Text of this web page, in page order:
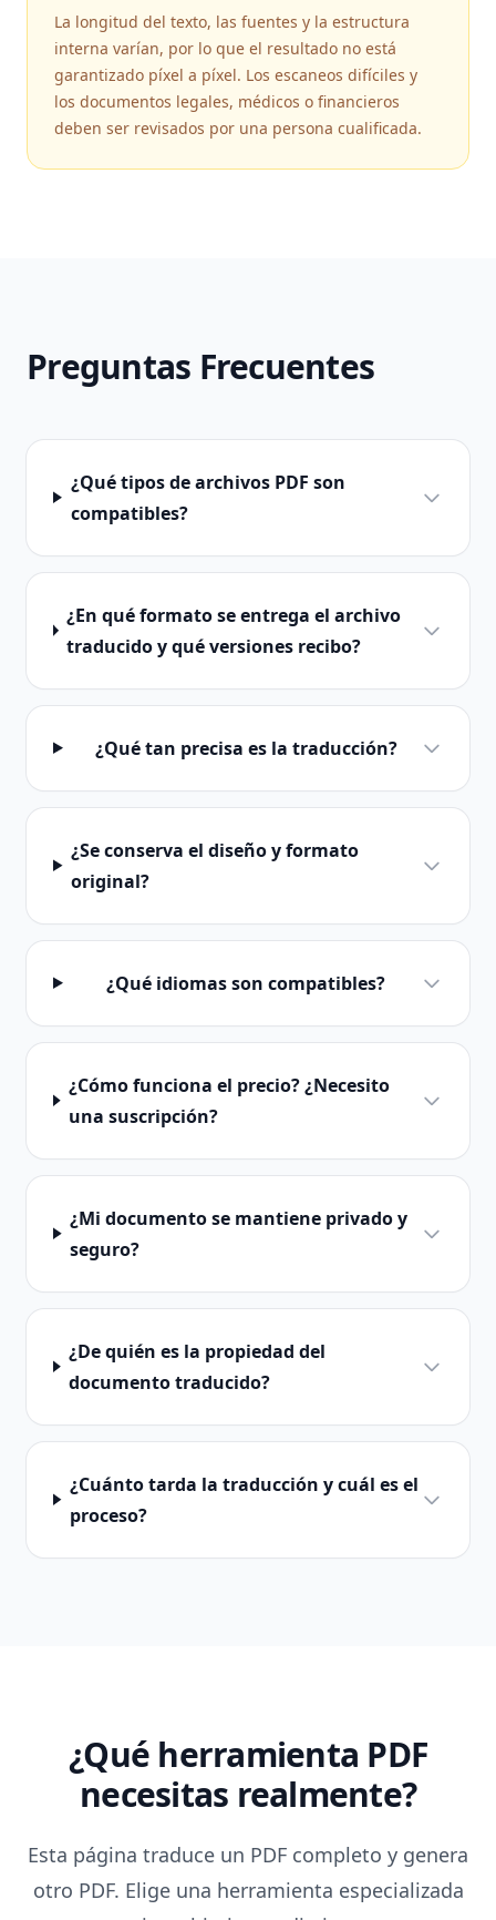
La longitud del texto, las fuentes y la estructura
interna varían, por lo que el resultado no está
garantizado píxel a píxel. Los escaneos difíciles y
los documentos legales, médicos o financieros
deben ser revisados por una persona cualificada.
Preguntas Frecuentes
¿Qué tipos de archivos PDF son
compatibles?
¿En qué formato se entrega el archivo
traducido y qué versiones recibo?
¿Qué tan precisa es la traducción?
¿Se conserva el diseño y formato
original?
¿Qué idiomas son compatibles?
¿Cómo funciona el precio? ¿Necesito
una suscripción?
¿Mi documento se mantiene privado y
seguro?
¿De quién es la propiedad del
documento traducido?
¿Cuánto tarda la traducción y cuál es el
proceso?
¿Qué herramienta PDF
necesitas realmente?
Esta página traduce un PDF completo y genera
otro PDF. Elige una herramienta especializada